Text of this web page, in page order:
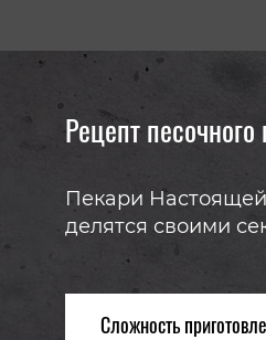
Рецепт песочного
Пекари
делятся своими
Сложность